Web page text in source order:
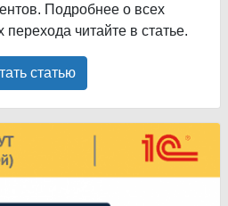
Подробнее о всех
читайте в статье.
статью